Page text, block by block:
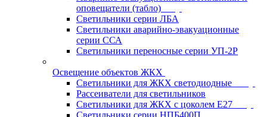
оповещатели (табло)
Светильники серии ЛБА
Светильники аварийно-эвакуационные
серии ССА
Светильники переносные серии УП-2Р
Освещение объектов ЖКХ
Светильники для ЖКХ светодиодные
Рассеиватели для светильников
Светильники для ЖКХ с цоколем Е27
Светильники серии НПБ400П